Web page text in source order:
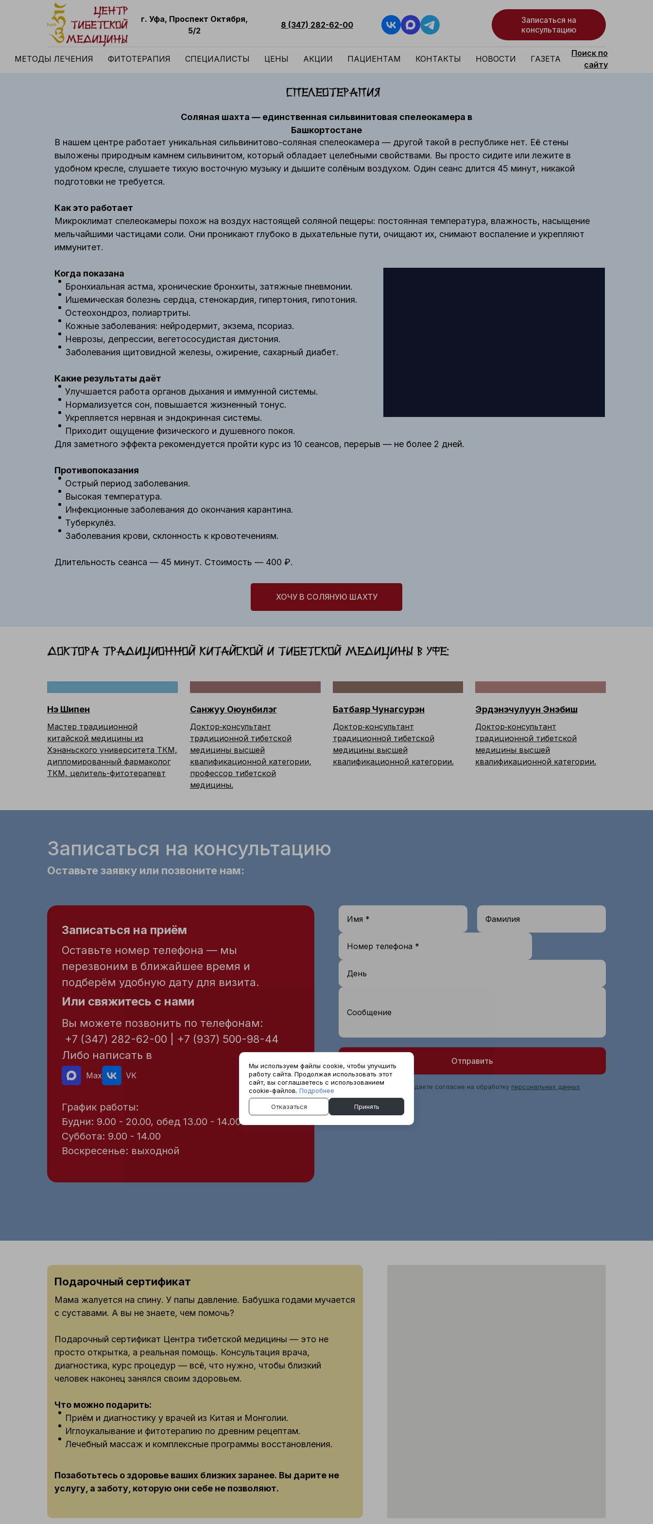
г. Уфа, Проспект Октября,
5/2
8 (347) 282-62-00
Записаться на
консультацию
МЕТОДЫ ЛЕЧЕНИЯ ФИТОТЕРАПИЯ СПЕЦИАЛИСТЫ ЦЕНЫ АКЦИИ ПАЦИЕНТАМ КОНТАКТЫ НОВОСТИ ГАЗЕТА
Поиск по
сайту
ХОЧУ В СОЛЯНУЮ ШАХТУ
Соляная шахта — единственная сильвинитовая спелеокамера в
Башкортостане
В нашем центре работает уникальная сильвинитово-соляная спелеокамера — другой такой в республике нет. Её стены
выложены природным камнем сильвинитом, который обладает целебными свойствами. Вы просто сидите или лежите в
удобном кресле, слушаете тихую восточную музыку и дышите солёным воздухом. Один сеанс длится 45 минут, никакой
подготовки не требуется.
Как это работает
Микроклимат спелеокамеры похож на воздух настоящей соляной пещеры: постоянная температура, влажность, насыщение
мельчайшими частицами соли. Они проникают глубоко в дыхательные пути, очищают их, снимают воспаление и укрепляют
иммунитет.
Когда показана
Бронхиальная астма, хронические бронхиты, затяжные пневмонии.
Ишемическая болезнь сердца, стенокардия, гипертония, гипотония.
Остеохондроз, полиартриты.
Кожные заболевания: нейродермит, экзема, псориаз.
Неврозы, депрессии, вегетососудистая дистония.
Заболевания щитовидной железы, ожирение, сахарный диабет.
Какие результаты даёт
Улучшается работа органов дыхания и иммунной системы.
Нормализуется сон, повышается жизненный тонус.
Укрепляется нервная и эндокринная системы.
Приходит ощущение физического и душевного покоя.
Для заметного эффекта рекомендуется пройти курс из 10 сеансов, перерыв — не более 2 дней.
Противопоказания
Острый период заболевания.
Высокая температура.
Инфекционные заболевания до окончания карантина.
Туберкулёз.
Заболевания крови, склонность к кровотечениям.
Длительность сеанса — 45 минут. Стоимость — 400 ₽.
Спелеотерапия
Доктора традиционной Китайской и тибетской медицины в Уфе:
Нэ Шипен
Мастер традиционной
китайской медицины из
Хэнаньского университета ТКМ,
дипломированный фармаколог
ТКМ, целитель-фитотерапевт
Санжуу Оюунбилэг
Доктор‑консультант
традиционной тибетской
медицины высшей
квалификационной категории,
профессор тибетской
медицины.
Батбаяр Чунагсурэн
Доктор‑консультант
традиционной тибетской
медицины высшей
квалификационной категории.
Эрдэнэчулуун Энэбиш
Доктор‑консультант
традиционной тибетской
медицины высшей
квалификационной категории.
Записаться на консультацию
Оставьте заявку или позвоните нам:
Записаться на приём
Оставьте номер телефона — мы
перезвоним в ближайшее время и
подберём удобную дату для визита.
Или свяжитесь с нами
Вы можете позвонить по телефонам:
+7 (347) 282-62-00 | +7 (937) 500-98-44
Либо написать в
Max VK
График работы:
Будни: 9.00 - 20.00, обед 13.00 - 14.00
Суббота: 9.00 - 14.00
Воскресенье: выходной
Имя * Фамилия
Номер телефона *
День
Сообщение
Отправить
Нажимая на кнопку, вы даете согласие на обработку персональных данных
Подарочный сертификат
Мама жалуется на спину. У папы давление. Бабушка годами мучается
с суставами. А вы не знаете, чем помочь?
Подарочный сертификат Центра тибетской медицины — это не
просто открытка, а реальная помощь. Консультация врача,
диагностика, курс процедур — всё, что нужно, чтобы близкий
человек наконец занялся своим здоровьем.
Что можно подарить:
Приём и диагностику у врачей из Китая и Монголии.
Иглоукалывание и фитотерапию по древним рецептам.
Лечебный массаж и комплексные программы восстановления.
Позаботьтесь о здоровье ваших близких заранее. Вы дарите не
услугу, а заботу, которую они себе не позволяют.
Мы используем файлы cookie, чтобы улучшить
работу сайта. Продолжая использовать этот
сайт, вы соглашаетесь с использованием
cookie-файлов. Подробнее
Отказаться Принять